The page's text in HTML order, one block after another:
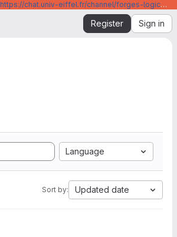
https://chat.univ-eiffel.fr/channel/forges-logicielles-github-et-gitlab-universite-gustave-eiffel
Register Sign in
Language
Sort by: Updated date